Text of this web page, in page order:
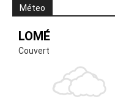
Méteo
LOMÉ
Couvert